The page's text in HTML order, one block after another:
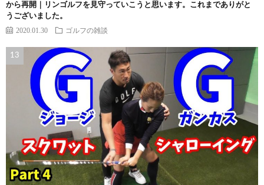
から再開｜リンゴルフを見守っていこうと思います。これまでありがと
うございました。
2020.01.30 ゴルフの雑談